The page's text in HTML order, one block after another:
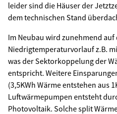
leider sind die Häuser der
dem technischen Stand
Im Neubau wird zunehmend
Niedrigtemperaturvorlauf z.B.
was der Sektorkoppelung der
entspricht. Weitere
(3,5KWh Wärme entstehen aus
Luftwärmepumpen entsteht
Photovoltaik. Solche split